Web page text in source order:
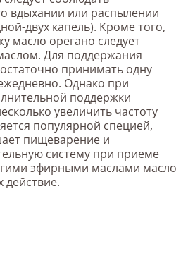
вдыхании или распылении
двух капель). Кроме того,
масло орегано следует
Для поддержания
принимать одну
Однако при
поддержки
увеличить частоту
популярной специей,
пищеварение и
систему при приеме
эфирными маслами масло
действие.